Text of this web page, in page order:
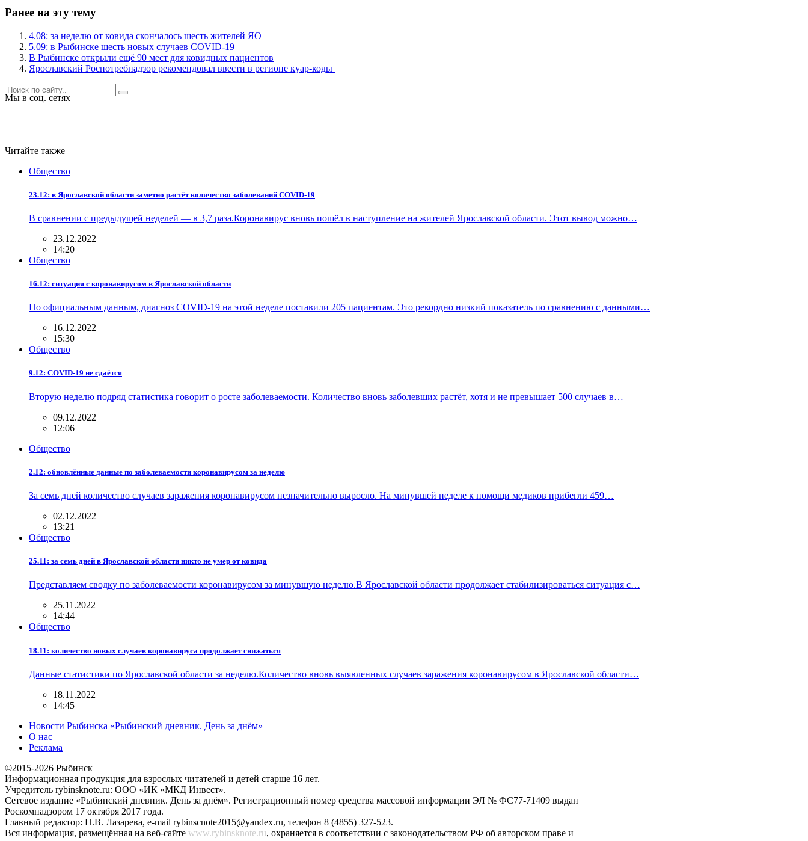
Ранее на эту тему
4.08: за неделю от ковида скончалось шесть жителей ЯО
5.09: в Рыбинске шесть новых случаев COVID-19
В Рыбинске открыли ещё 90 мест для ковидных пациентов
Ярославский Роспотребнадзор рекомендовал ввести в регионе куар-коды
Мы в соц. сетях
Читайте также
Общество
23.12: в Ярославской области заметно растёт количество заболеваний COVID-19
В сравнении с предыдущей неделей — в 3,7 раза.Коронавирус вновь пошёл в наступление на жителей Ярославской области. Этот вывод можно…
23.12.2022
14:20
Общество
16.12: ситуация с коронавирусом в Ярославской области
По официальным данным, диагноз COVID-19 на этой неделе поставили 205 пациентам. Это рекордно низкий показатель по сравнению с данными…
16.12.2022
15:30
Общество
9.12: COVID-19 не сдаётся
Вторую неделю подряд статистика говорит о росте заболеваемости. Количество вновь заболевших растёт, хотя и не превышает 500 случаев в…
09.12.2022
12:06
Общество
2.12: обновлённые данные по заболеваемости коронавирусом за неделю
За семь дней количество случаев заражения коронавирусом незначительно выросло. На минувшей неделе к помощи медиков прибегли 459…
02.12.2022
13:21
Общество
25.11: за семь дней в Ярославской области никто не умер от ковида
Представляем сводку по заболеваемости коронавирусом за минувшую неделю.В Ярославской области продолжает стабилизироваться ситуация с…
25.11.2022
14:44
Общество
18.11: количество новых случаев коронавируса продолжает снижаться
Данные статистики по Ярославской области за неделю.Количество вновь выявленных случаев заражения коронавирусом в Ярославской области…
18.11.2022
14:45
Новости Рыбинска «Рыбинский дневник. День за днём»
О нас
Реклама
©2015-2026 Рыбинск
Информационная продукция для взрослых читателей и детей старше 16 лет.
Учредитель rybinsknote.ru: ООО «ИК «МКД Инвест».
Сетевое издание «Рыбинский дневник. День за днём». Регистрационный номер средства массовой информации ЭЛ № ФС77-71409 выдан
Роскомнадзором 17 октября 2017 года.
Главный редактор: Н.В. Лазарева, e-mail rybinscnote2015@yandex.ru, телефон 8 (4855) 327-523.
Вся информация, размещённая на веб-сайте www.rybinsknote.ru, охраняется в соответствии с законодательством РФ об авторском праве и